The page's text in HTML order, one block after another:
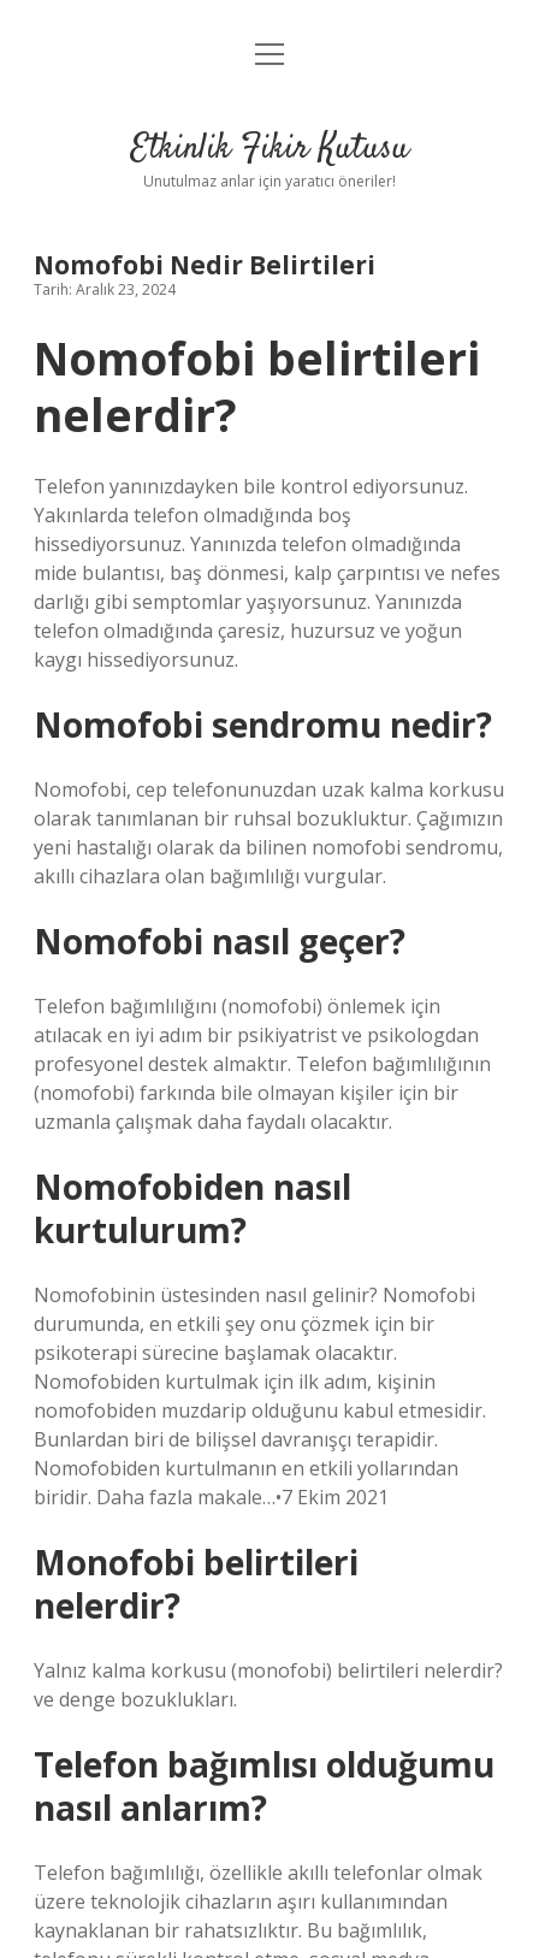
Anasayfa
Yasal Uyarı
menüyü
Etkinlik Fikir Kutusu
Unutulmaz anlar için yaratıcı öneriler!
Nomofobi Nedir Belirtileri
Tarih: Aralık 23, 2024
Nomofobi belirtileri
nelerdir?
Telefon yanınızdayken bile kontrol ediyorsunuz.
Yakınlarda telefon olmadığında boş
hissediyorsunuz. Yanınızda telefon olmadığında
mide bulantısı, baş dönmesi, kalp çarpıntısı ve nefes
darlığı gibi semptomlar yaşıyorsunuz. Yanınızda
telefon olmadığında çaresiz, huzursuz ve yoğun
kaygı hissediyorsunuz.
Nomofobi sendromu nedir?
Nomofobi, cep telefonunuzdan uzak kalma korkusu
olarak tanımlanan bir ruhsal bozukluktur. Çağımızın
yeni hastalığı olarak da bilinen nomofobi sendromu,
akıllı cihazlara olan bağımlılığı vurgular.
Nomofobi nasıl geçer?
Telefon bağımlılığını (nomofobi) önlemek için
atılacak en iyi adım bir psikiyatrist ve psikologdan
profesyonel destek almaktır. Telefon bağımlılığının
(nomofobi) farkında bile olmayan kişiler için bir
uzmanla çalışmak daha faydalı olacaktır.
Nomofobiden nasıl
kurtulurum?
Nomofobinin üstesinden nasıl gelinir? Nomofobi
durumunda, en etkili şey onu çözmek için bir
psikoterapi sürecine başlamak olacaktır.
Nomofobiden kurtulmak için ilk adım, kişinin
nomofobiden muzdarip olduğunu kabul etmesidir.
Bunlardan biri de bilişsel davranışçı terapidir.
Nomofobiden kurtulmanın en etkili yollarından
biridir. Daha fazla makale…•7 Ekim 2021
Monofobi belirtileri
nelerdir?
Yalnız kalma korkusu (monofobi) belirtileri nelerdir?
ve denge bozuklukları.
Telefon bağımlısı olduğumu
nasıl anlarım?
Telefon bağımlılığı, özellikle akıllı telefonlar olmak
üzere teknolojik cihazların aşırı kullanımından
kaynaklanan bir rahatsızlıktır. Bu bağımlılık,